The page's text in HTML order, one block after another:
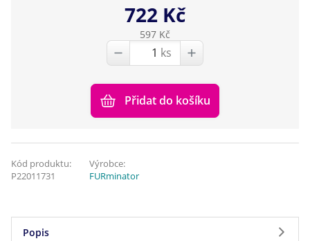
722 Kč
597 Kč
ks
Přidat do košíku
Kód produktu:
P22011731
Výrobce:
FURminator
Popis